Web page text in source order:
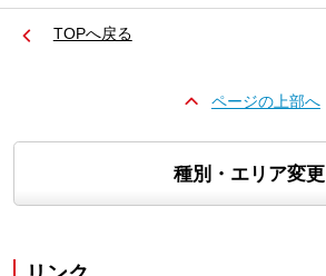
TOPへ戻る
ページの上部へ
種別・エリア変更